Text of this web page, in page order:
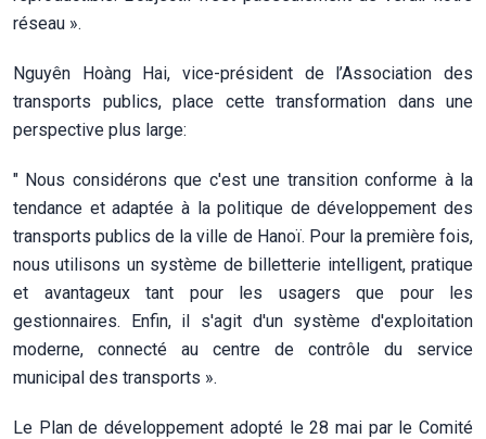
réseau ».
Nguyên Hoàng Hai, vice-président de l’Association des
transports publics, place cette transformation dans une
perspective plus large:
" Nous considérons que c'est une transition conforme à la
tendance et adaptée à la politique de développement des
transports publics de la ville de Hanoï. Pour la première fois,
nous utilisons un système de billetterie intelligent, pratique
et avantageux tant pour les usagers que pour les
gestionnaires. Enfin, il s'agit d'un système d'exploitation
moderne, connecté au centre de contrôle du service
municipal des transports ».
Le Plan de développement adopté le 28 mai par le Comité